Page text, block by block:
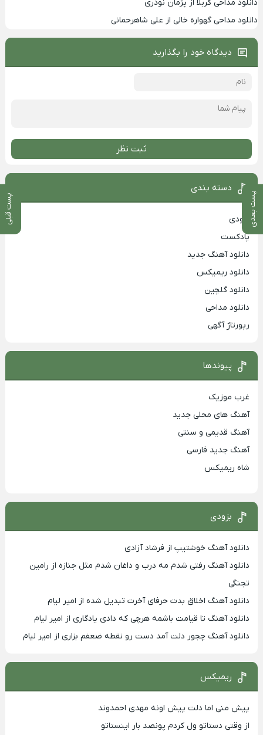
پست بعدی پست قبلی
دانلود مداحی کربلا از پژمان نوذری
دانلود مداحی گهواره خالی از علی شاهرحمانی
دیدگاه خود را بگذارید
ثبت نظر
دسته بندی
بزودی
پادکست
دانلود آهنگ جدید
دانلود ریمیکس
دانلود گلچین
دانلود مداحی
رپورتاژ آگهی
پیوندها
غرب موزیک
آهنگ های محلی جدید
آهنگ قدیمی و سنتی
آهنگ جدید فارسی
شاه ریمیکس
بزودی
دانلود آهنگ خوشتیپ از فرشاد آزادی
دانلود آهنگ رفتی شدم مه درب و داغان شدم مثل جنازه از رامین
تجنگی
دانلود آهنگ اخلاق بدت حرفای آخرت تبدیل شده از امیر لیام
دانلود آهنگ تا قیامت باشمه هرچی که دادی یادگاری از امیر لیام
دانلود آهنگ چجور دلت آمد دست رو نقطه ضعفم بزاری از امیر لیام
ریمیکس
پیش منی اما دلت پیش اونه مهدی احمدوند
از وقتی دستاتو ول کردم پونصد بار اینستاتو